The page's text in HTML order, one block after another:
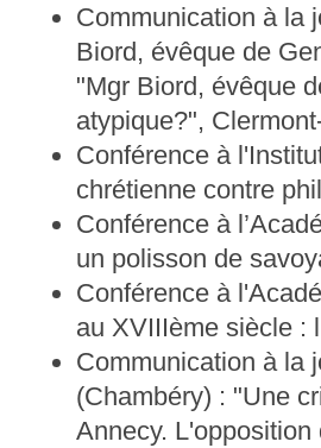
Communication à la
Biord, évêque de
"Mgr Biord, évêque
atypique?",
Conférence à
chrétienne contre
Conférence à
un polisson de
Conférence à
au XVIIIème siècle :
Communication à la
(Chambéry) : "Une
Annecy.